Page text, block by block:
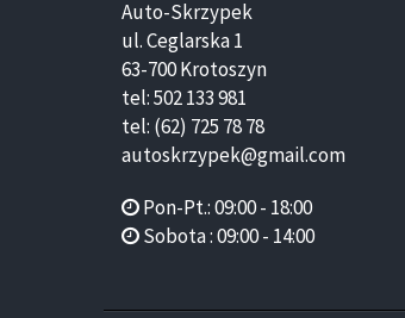
Auto-Skrzypek
ul. Ceglarska 1
63-700 Krotoszyn
tel: 502 133 981
tel: (62) 725 78 78
autoskrzypek@gmail.com
Pon-Pt.: 09:00 - 18:00
Sobota : 09:00 - 14:00